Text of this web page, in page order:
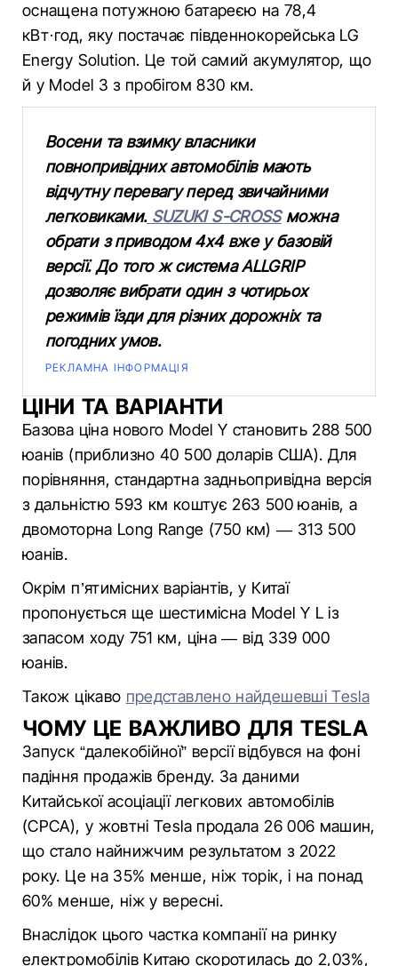
оснащена потужною батареєю на 78,4
кВт·год, яку постачає південнокорейська LG
Energy Solution. Це той самий акумулятор, що
й у Model 3 з пробігом 830 км.
Восени та взимку власники
повнопривідних автомобілів мають
відчутну перевагу перед звичайними
легковиками.SUZUKI S-CROSSможна
обрати з приводом 4х4 вже у базовій
версії. До того ж система ALLGRIР
дозволяє вибрати один з чотирьох
режимів їзди для різних дорожніх та
погодних умов.
РЕКЛАМНА ІНФОРМАЦІЯ
ЦІНИ ТА ВАРІАНТИ
Базова ціна нового Model Y становить 288 500
юанів (приблизно 40 500 доларів США). Для
порівняння, стандартна задньопривідна версія
з дальністю 593 км коштує 263 500 юанів, а
двомоторна Long Range (750 км) — 313 500
юанів.
Окрім п’ятимісних варіантів, у Китаї
пропонується ще шестимісна Model Y L із
запасом ходу 751 км, ціна — від 339 000
юанів.
Також цікаво представлено найдешевші Tesla
ЧОМУ ЦЕ ВАЖЛИВО ДЛЯ TESLA
Запуск “далекобійної” версії відбувся на фоні
падіння продажів бренду. За даними
Китайської асоціації легкових автомобілів
(CPCA), у жовтні Tesla продала 26 006 машин,
що стало найнижчим результатом з 2022
року. Це на 35% менше, ніж торік, і на понад
60% менше, ніж у вересні.
Внаслідок цього частка компанії на ринку
електромобілів Китаю скоротилась до 2,03%,